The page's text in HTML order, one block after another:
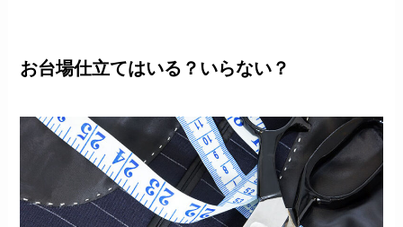
お台場仕立てはいる？いらない？